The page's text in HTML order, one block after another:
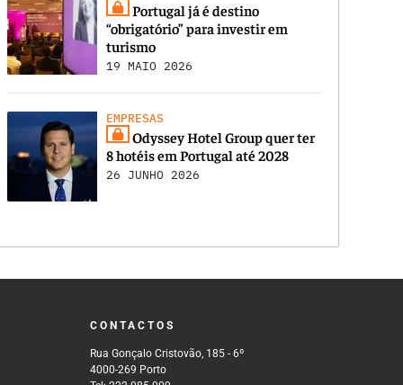
Portugal já é destino
“obrigatório” para investir em
turismo
19 MAIO 2026
EMPRESAS
Odyssey Hotel Group quer ter
8 hotéis em Portugal até 2028
26 JUNHO 2026
CONTACTOS
Rua Gonçalo Cristovão, 185 - 6º
4000-269 Porto